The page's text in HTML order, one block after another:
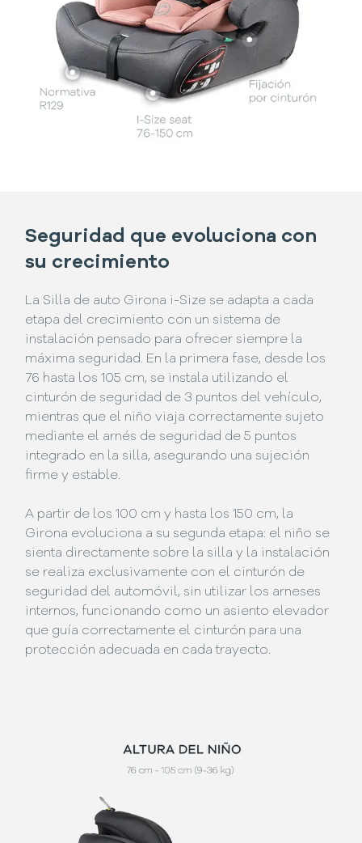
Seguridad que evoluciona con
su crecimiento
La Silla de auto Girona i-Size se adapta a cada
etapa del crecimiento con un sistema de
instalación pensado para ofrecer siempre la
máxima seguridad. En la primera fase, desde los
76 hasta los 105 cm, se instala utilizando el
cinturón de seguridad de 3 puntos del vehículo,
mientras que el niño viaja correctamente sujeto
mediante el arnés de seguridad de 5 puntos
integrado en la silla, asegurando una sujeción
firme y estable.
A partir de los 100 cm y hasta los 150 cm, la
Girona evoluciona a su segunda etapa: el niño se
sienta directamente sobre la silla y la instalación
se realiza exclusivamente con el cinturón de
seguridad del automóvil, sin utilizar los arneses
internos, funcionando como un asiento elevador
que guía correctamente el cinturón para una
protección adecuada en cada trayecto.